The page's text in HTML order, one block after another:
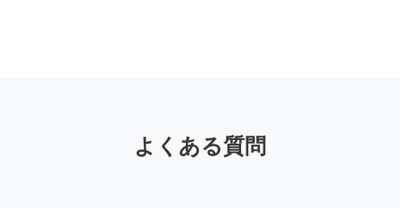
よくある質問